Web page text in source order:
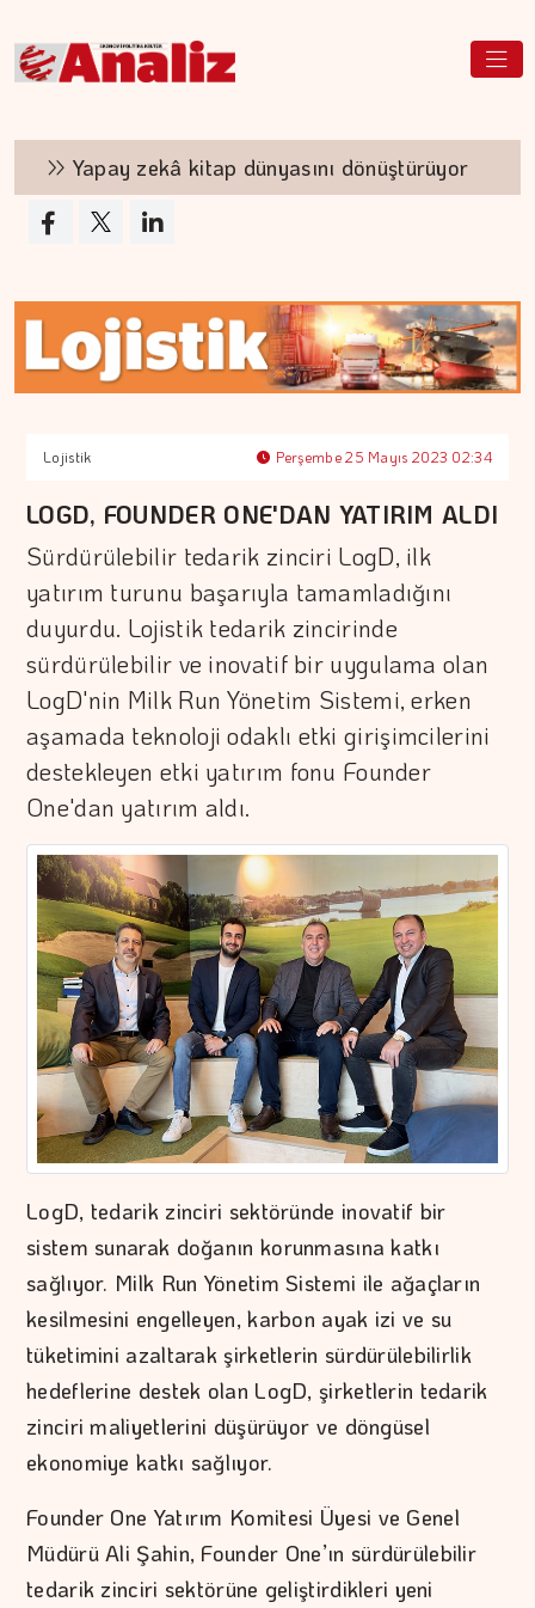
Yapay zekâ kitap dünyasını dönüştürüyor
Lojistik Perşembe 25 Mayıs 2023 02:34
LOGD, FOUNDER ONE'DAN YATIRIM ALDI
Sürdürülebilir tedarik zinciri LogD, ilk
yatırım turunu başarıyla tamamladığını
duyurdu. Lojistik tedarik zincirinde
sürdürülebilir ve inovatif bir uygulama olan
LogD'nin Milk Run Yönetim Sistemi, erken
aşamada teknoloji odaklı etki girişimcilerini
destekleyen etki yatırım fonu Founder
One'dan yatırım aldı.
LogD, tedarik zinciri sektöründe inovatif bir
sistem sunarak doğanın korunmasına katkı
sağlıyor. Milk Run Yönetim Sistemi ile ağaçların
kesilmesini engelleyen, karbon ayak izi ve su
tüketimini azaltarak şirketlerin sürdürülebilirlik
hedeflerine destek olan LogD, şirketlerin tedarik
zinciri maliyetlerini düşürüyor ve döngüsel
ekonomiye katkı sağlıyor.
Founder One Yatırım Komitesi Üyesi ve Genel
Müdürü Ali Şahin, Founder One’ın sürdürülebilir
tedarik zinciri sektörüne geliştirdikleri yeni